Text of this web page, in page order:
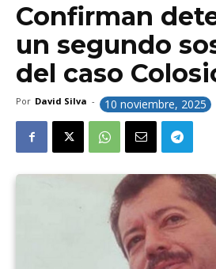
Confirman
un segundo
del caso
Por David Silva - 10 noviembre, 2025